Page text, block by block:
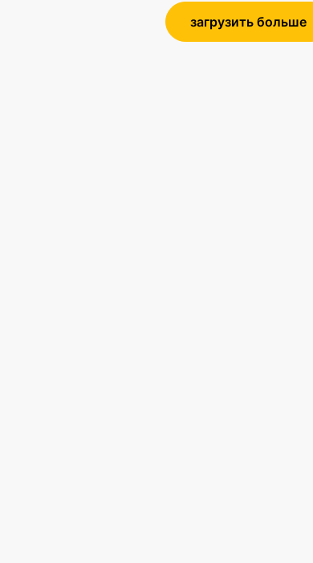
загрузить больше